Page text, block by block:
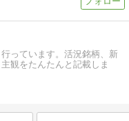
っています。活況銘柄、新
観をたんたんと記載しま